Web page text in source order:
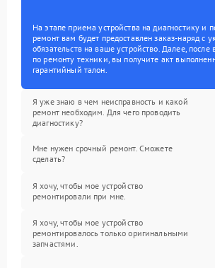
На этапе приема устройства на диагностику и
ремонт вам будет предоставлен заказ-наряд с
обязательств на ваше устройство. Далее, после
по ремонту техники, вы получите акт
гарантийный талон.
Я уже знаю в чем неисправность и какой
ремонт необходим. Для чего проводить
диагностику?
Мне нужен срочный ремонт. Сможете
сделать?
Я хочу, чтобы мое устройство
ремонтировали при мне.
Я хочу, чтобы мое устройство
ремонтировалось только оригинальными
запчастями.